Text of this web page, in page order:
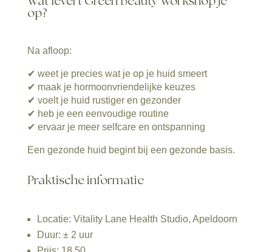
op?
Na afloop:
✔ weet je precies wat je op je huid smeert
✔ maak je hormoonvriendelijke keuzes
✔ voelt je huid rustiger en gezonder
✔ heb je een eenvoudige routine
✔ ervaar je meer selfcare en ontspanning
Een gezonde huid begint bij een gezonde basis.
Praktische informatie
Locatie: Vitality Lane Health Studio, Apeldoorn
Duur: ± 2 uur